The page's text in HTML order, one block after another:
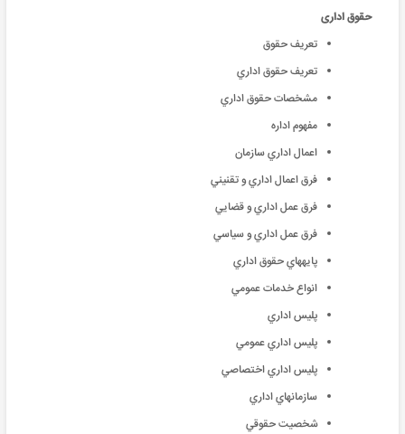
حقوق اداری
تعريف حقوق
تعريف حقوق اداري
مشخصات حقوق اداري
مفهوم اداره
اعمال اداري سازمان
فرق اعمال اداري و تقنيني
فرق عمل اداري و قضايي
فرق عمل اداري و سياسي
پايههاي حقوق اداري
انواع خدمات عمومي
پليس اداري
پليس اداري عمومي
پليس اداري اختصاصي
سازمانهاي اداري
شخصيت حقوقي